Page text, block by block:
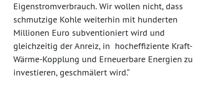
Eigenstromverbrauch. Wir wollen nicht, dass
schmutzige Kohle weiterhin mit hunderten
Millionen Euro subventioniert wird und
gleichzeitig der Anreiz, in hocheffiziente Kraft-
Wärme-Kopplung und Erneuerbare Energien zu
investieren, geschmälert wird.“